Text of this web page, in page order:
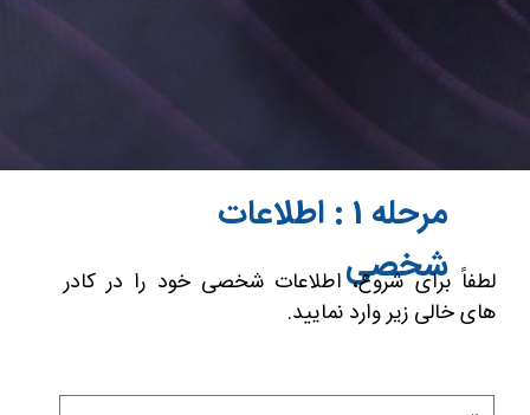
مرحله 1 : اطلاعات
شخصی
لطفاً برای شروع، اطلاعات شخصی خود را در کادر
های خالی زیر وارد نمایید.